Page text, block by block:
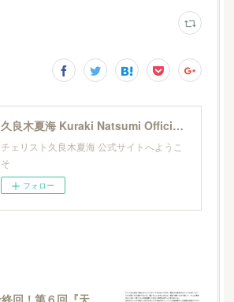
久良木夏海 Kuraki Natsumi Official Site
チェリスト久良木夏海 公式サイトへようこ
そ
フォロー